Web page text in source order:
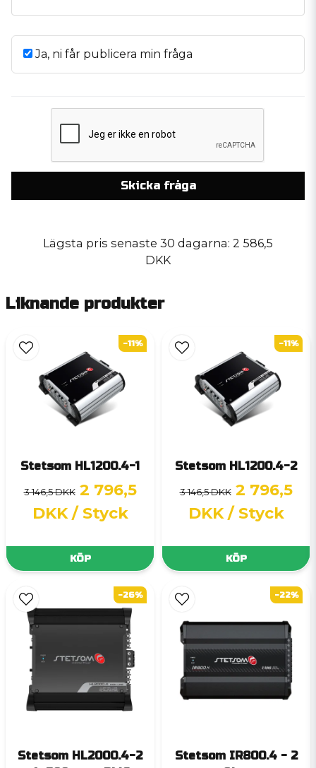
Ja, ni får publicera min fråga
Skicka fråga
Lägsta pris senaste 30 dagarna: 2 586,5
DKK
Liknande produkter
Stetsom HL1200.4-1
3 146,5 DKK 2 796,5
DKK / Styck
KÖP
-11%
Stetsom HL1200.4-2
3 146,5 DKK 2 796,5
DKK / Styck
KÖP
-11%
Stetsom HL2000.4-2
-26%
Stetsom IR800.4 - 2
-22%